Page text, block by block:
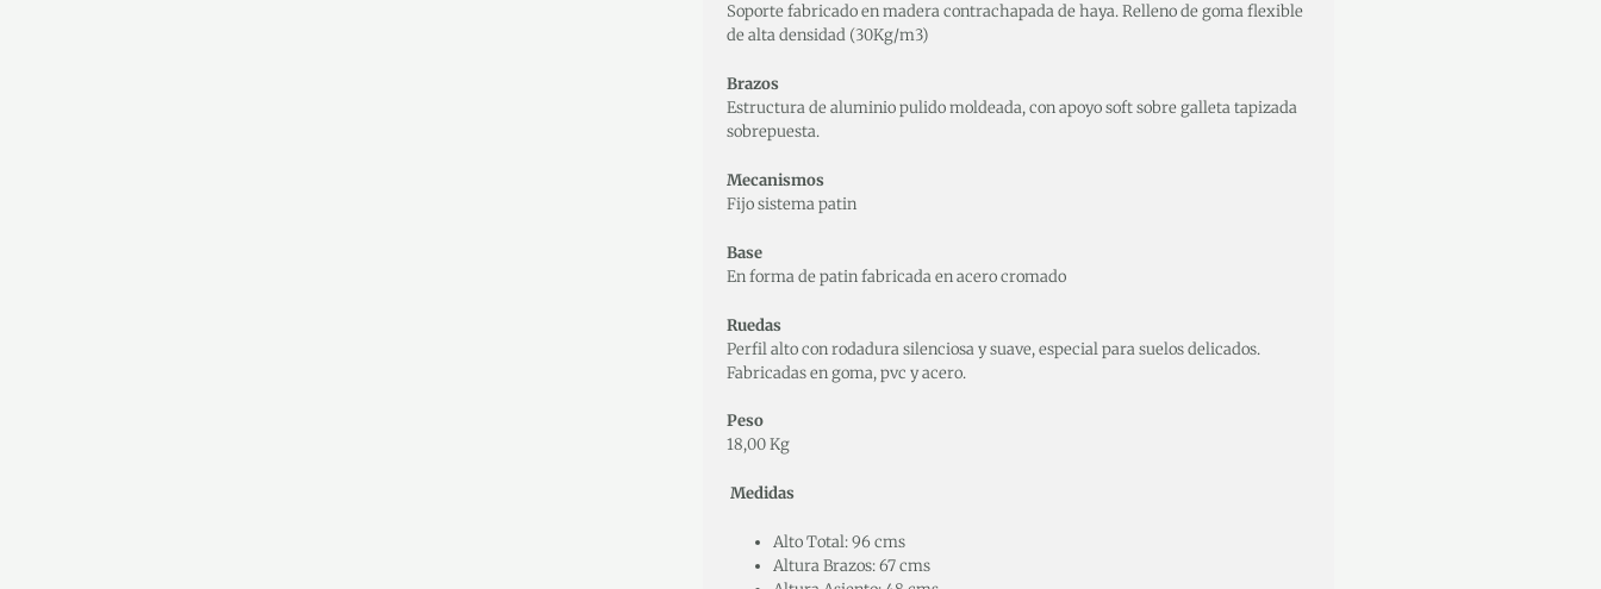
Soporte fabricado en madera contrachapada de haya. Relleno de goma flexible
de alta densidad (30Kg/m3)
Brazos
Estructura de aluminio pulido moldeada, con apoyo soft sobre galleta tapizada
sobrepuesta.
Mecanismos
Fijo sistema patin
Base
En forma de patin fabricada en acero cromado
Ruedas
Perfil alto con rodadura silenciosa y suave, especial para suelos delicados.
Fabricadas en goma, pvc y acero.
Peso
18,00 Kg
Medidas
Alto Total: 96 cms
Altura Brazos: 67 cms